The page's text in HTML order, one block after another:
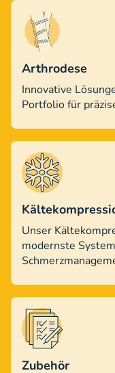
Arthrodese
Innovative
Portfolio für
Unser
modernste
Zubehör